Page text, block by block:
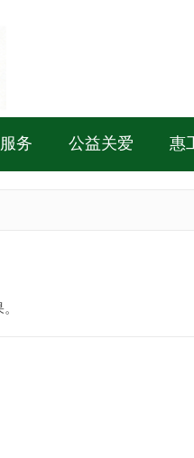
务 公益关爱 惠